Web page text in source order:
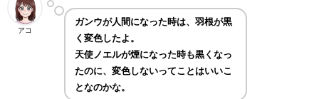
アコ
ガンウが人間になった時は、羽根が黒
く変色したよ。
天使ノエルが煙になった時も黒くなっ
たのに、変色しないってことはいいこ
となのかな。